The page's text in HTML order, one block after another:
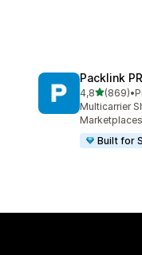
Packlink
4,8stelle su 5
(869)
869 •
Multicarrier
Marketplaces
Built for